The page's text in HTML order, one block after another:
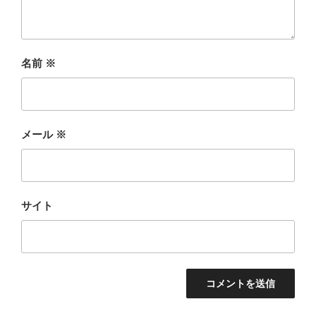
名前 ※
メール ※
サイト